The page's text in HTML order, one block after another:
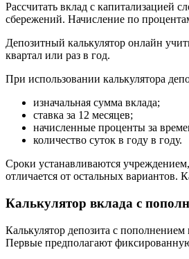
Рассчитать вклад с капитализацией
сбережений. Начисление по
Депозитный калькулятор онлайн
квартал или раз в год.
При использовании калькулятора
изначальная сумма вклада;
ставка за 12 месяцев;
начисленные проценты за
количество суток в году в году.
Сроки устанавливаются
отличается от остальных вариантов.
Калькулятор вклада с
Калькулятор депозита с
Первые предполагают